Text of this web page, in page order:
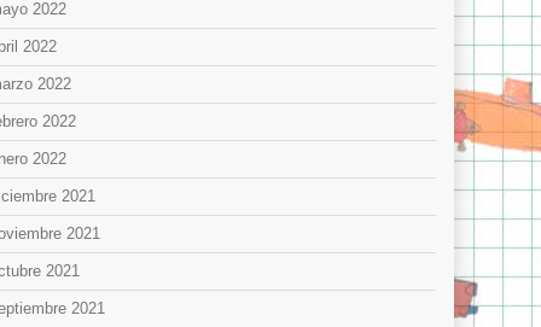
2022
2022
2022
2022
2022
2021
2021
2021
2021